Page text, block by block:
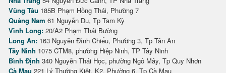
Vũng Tàu 185B Phạm Hồng Thái, Phường 7
Quảng Nam 61 Nguyễn Du, Tp Tam Kỳ
Vĩnh Long: 20/A2 Phạm Thái Bường
Long An: 163 Nguyễn Đình Chiểu, Phường 3, Tp Tân An
Tây Ninh 1075 CTM8, phường Hiệp Ninh, TP Tây Ninh
Bình Định 340 Nguyễn Thái Học, phường Ngô Mây, Tp Quy Nhơn
Cà Mau 221 Lý Thường Kiệt, K2, Phường 6, Tp Cà Mau